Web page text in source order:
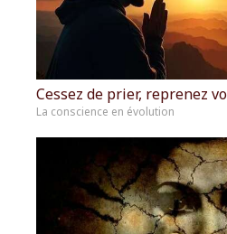
Cessez de prier, reprenez
La conscience en évolution